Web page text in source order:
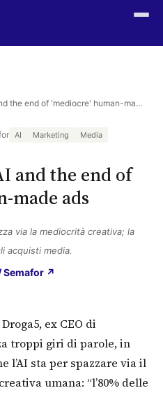
David Droga on AI and the end of 'mediocre' human-made ads
AI Marketing
Media
and the end of
made ads
via la mediocrità creativa; la
acquisti media.
Semafor ↗
ex CEO di
troppi giri di parole, in
l’AI sta per spazzare via il
umana: “l’80% delle